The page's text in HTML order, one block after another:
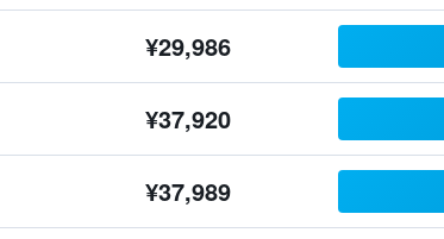
¥29,986
¥37,920
¥37,989